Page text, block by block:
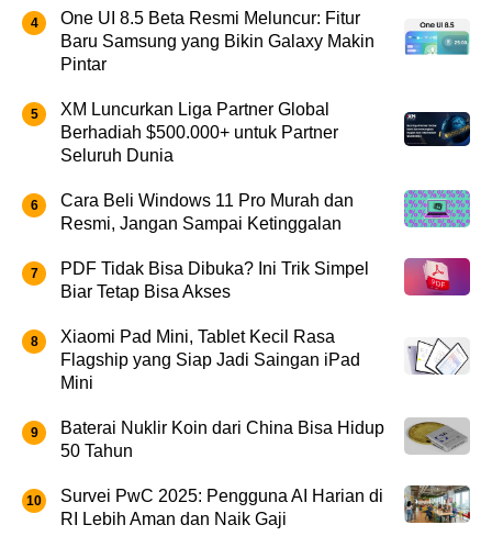
One UI 8.5 Beta Resmi Meluncur: Fitur
Baru Samsung yang Bikin Galaxy Makin
Pintar
XM Luncurkan Liga Partner Global
Berhadiah $500.000+ untuk Partner
Seluruh Dunia
Cara Beli Windows 11 Pro Murah dan
Resmi, Jangan Sampai Ketinggalan
PDF Tidak Bisa Dibuka? Ini Trik Simpel
Biar Tetap Bisa Akses
Xiaomi Pad Mini, Tablet Kecil Rasa
Flagship yang Siap Jadi Saingan iPad
Mini
Baterai Nuklir Koin dari China Bisa Hidup
50 Tahun
Survei PwC 2025: Pengguna AI Harian di
RI Lebih Aman dan Naik Gaji